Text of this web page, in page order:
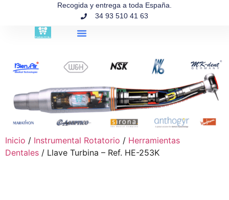
Recogida y entrega a toda España.
34 93 510 41 63
Inicio / Instrumental Rotatorio / Herramientas
Dentales / Llave Turbina – Ref. HE-253K